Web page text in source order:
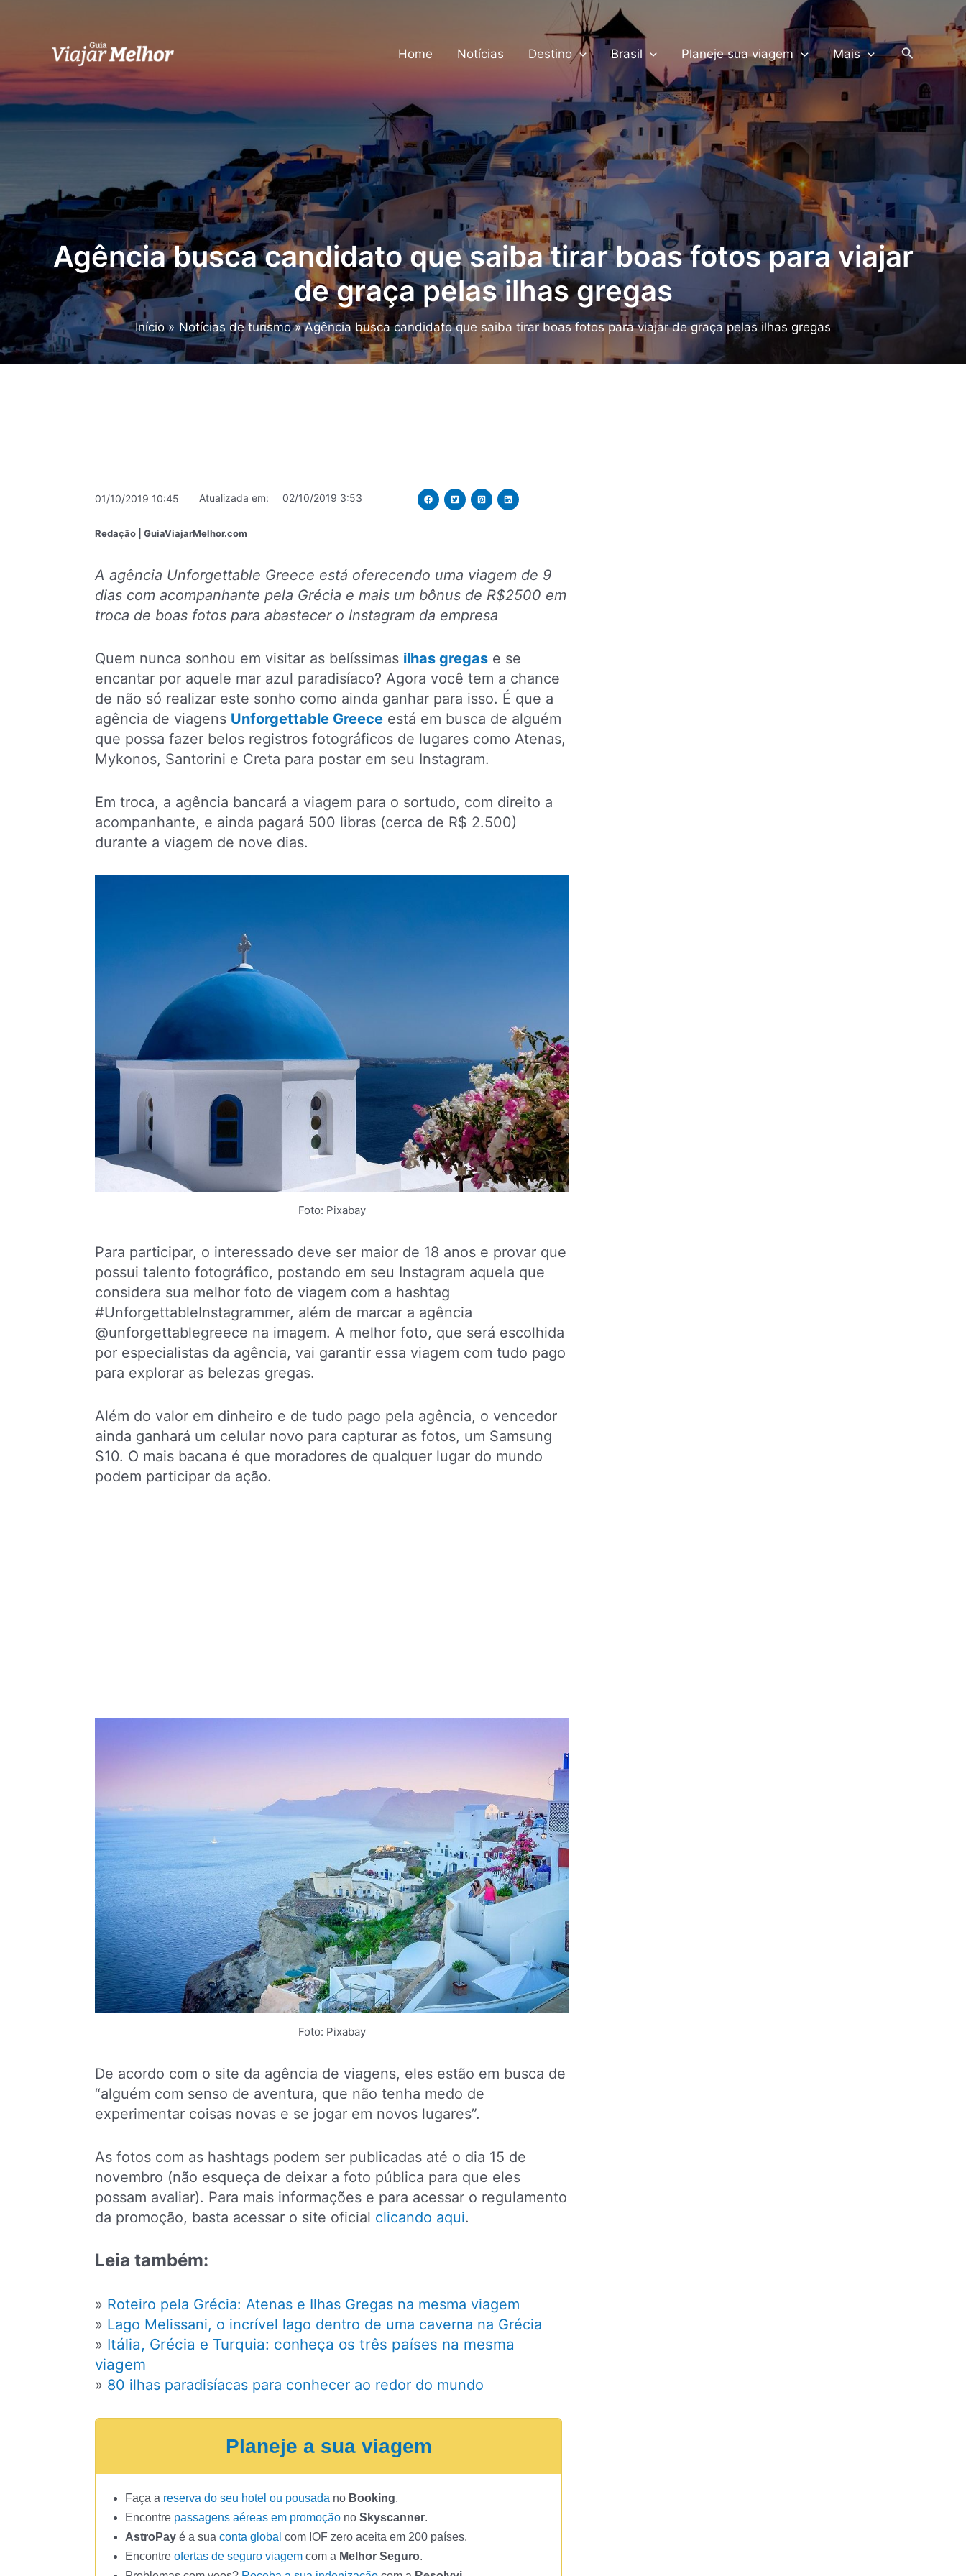
PRODUTOS TERRA
o
conteúdo
Home Notícias Destino Brasil Planeje sua viagem Mais Pesquisar
Agência busca candidato que saiba tirar boas fotos para viajar
de graça pelas ilhas gregas
Início Notícias de turismo Agência busca candidato que saiba tirar boas fotos para viajar de graça pelas ilhas gregas
01/10/2019 10:45 Atualizada em: 02/10/2019 3:53
Redação | GuiaViajarMelhor.com
A agência Unforgettable Greece está oferecendo uma viagem de 9
dias com acompanhante pela Grécia e mais um bônus de R$2500 em
troca de boas fotos para abastecer o Instagram da empresa
Quem nunca sonhou em visitar as belíssimas ilhas gregas e se
encantar por aquele mar azul paradisíaco? Agora você tem a chance
de não só realizar este sonho como ainda ganhar para isso. É que a
agência de viagens Unforgettable Greece está em busca de alguém
que possa fazer belos registros fotográficos de lugares como Atenas,
Mykonos, Santorini e Creta para postar em seu Instagram.
Em troca, a agência bancará a viagem para o sortudo, com direito a
acompanhante, e ainda pagará 500 libras (cerca de R$ 2.500)
durante a viagem de nove dias.
Foto: Pixabay
Para participar, o interessado deve ser maior de 18 anos e provar que
possui talento fotográfico, postando em seu Instagram aquela que
considera sua melhor foto de viagem com a hashtag
#UnforgettableInstagrammer, além de marcar a agência
@unforgettablegreece na imagem. A melhor foto, que será escolhida
por especialistas da agência, vai garantir essa viagem com tudo pago
para explorar as belezas gregas.
Além do valor em dinheiro e de tudo pago pela agência, o vencedor
ainda ganhará um celular novo para capturar as fotos, um Samsung
S10. O mais bacana é que moradores de qualquer lugar do mundo
podem participar da ação.
Foto: Pixabay
De acordo com o site da agência de viagens, eles estão em busca de
“alguém com senso de aventura, que não tenha medo de
experimentar coisas novas e se jogar em novos lugares”.
As fotos com as hashtags podem ser publicadas até o dia 15 de
novembro (não esqueça de deixar a foto pública para que eles
possam avaliar). Para mais informações e para acessar o regulamento
da promoção, basta acessar o site oficial clicando aqui.
Leia também:
» Roteiro pela Grécia: Atenas e Ilhas Gregas na mesma viagem
» Lago Melissani, o incrível lago dentro de uma caverna na Grécia
» Itália, Grécia e Turquia: conheça os três países na mesma
viagem
» 80 ilhas paradisíacas para conhecer ao redor do mundo
Planeje a sua viagem
Faça a reserva do seu hotel ou pousada no Booking.
Encontre passagens aéreas em promoção no Skyscanner.
AstroPay é a sua conta global com IOF zero aceita em 200 países.
Encontre ofertas de seguro viagem com a Melhor Seguro.